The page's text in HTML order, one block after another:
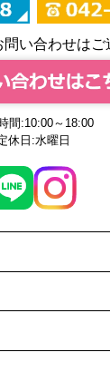
い合わせはご
間:10:00～18:00
休日:水曜日